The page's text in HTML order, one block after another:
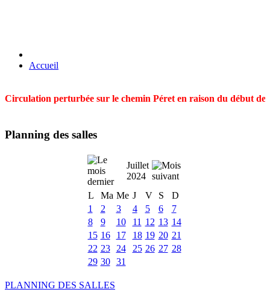
Accueil
Circulation perturbée sur le chemin Péret en raison du début
Planning des salles
Juillet
2024
L
Ma Me J V S
D
1
2 3 4 5 6
7
8
9 10 11 12 13 14
15 16 17 18 19 20 21
22 23 24 25 26 27 28
29 30 31
PLANNING DES SALLES